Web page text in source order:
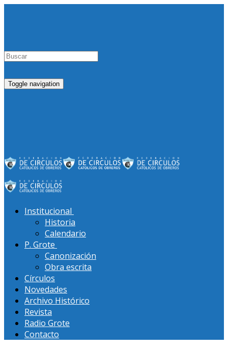
Toggle navigation
Institucional
Historia
Calendario
P. Grote
Canonización
Obra escrita
Círculos
Novedades
Archivo Histórico
Revista
Radio Grote
Contacto